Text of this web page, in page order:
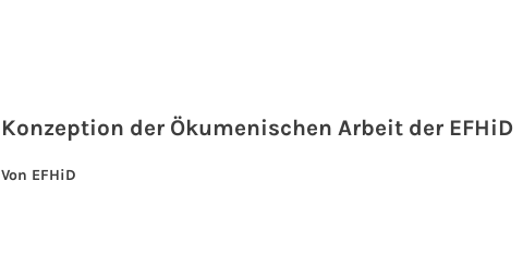
Konzeption der Ökumenischen Arbeit der EFHiD
Von EFHiD